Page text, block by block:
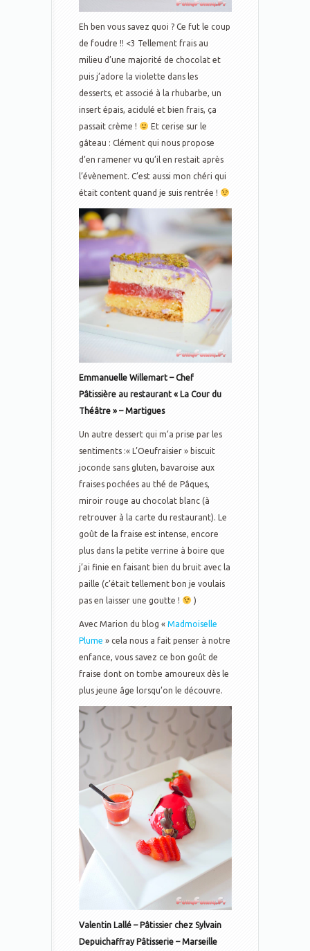
Eh ben vous savez quoi ? Ce fut le coup
de foudre !! <3 Tellement frais au
milieu d’une majorité de chocolat et
puis j’adore la violette dans les
desserts, et associé à la rhubarbe, un
insert épais, acidulé et bien frais, ça
passait crème !
Et cerise sur le
gâteau : Clément qui nous propose
d’en ramener vu qu’il en restait après
l’évènement. C’est aussi mon chéri qui
était content quand je suis rentrée !
Emmanuelle Willemart – Chef
Pâtissière au restaurant « La Cour du
Théâtre » – Martigues
Un autre dessert qui m’a prise par les
sentiments :« L’Oeufraisier » biscuit
joconde sans gluten, bavaroise aux
fraises pochées au thé de Pâques,
miroir rouge au chocolat blanc (à
retrouver à la carte du restaurant). Le
goût de la fraise est intense, encore
plus dans la petite verrine à boire que
j’ai finie en faisant bien du bruit avec la
paille (c’était tellement bon je voulais
pas en laisser une goutte !
)
Avec Marion du blog « Madmoiselle
Plume » cela nous a fait penser à notre
enfance, vous savez ce bon goût de
fraise dont on tombe amoureux dès le
plus jeune âge lorsqu’on le découvre.
Valentin Lallé – Pâtissier chez Sylvain
Depuichaffray Pâtisserie – Marseille